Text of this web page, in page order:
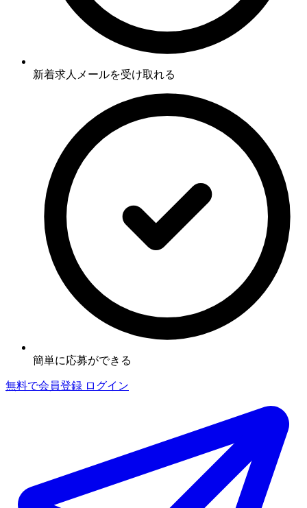
新着求人メールを受け取れる
簡単に応募ができる
無料で会員登録 ログイン